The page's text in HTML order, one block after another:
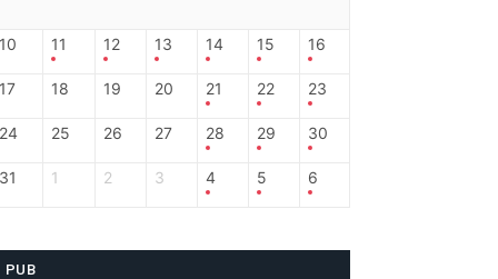
10 11 12 13 14 15 16
17 18 19 20 21 22 23
24 25 26 27 28 29 30
31 1 2 3 4 5 6
PUB